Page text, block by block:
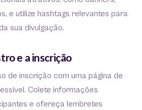
e utilize hashtags relevantes para
sua divulgação.
e a inscrição
de inscrição com uma página de
Colete informações
e ofereça lembretes